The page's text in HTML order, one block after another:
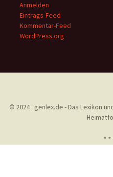
Anmelden
Eintrags-Feed
Kommentar-Feed
WordPress.org
© 2024 · genlex.de - Das Lexikon
* *